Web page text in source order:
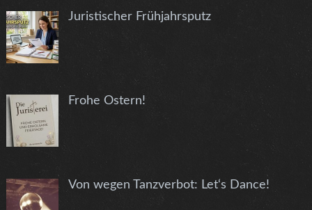
Juristischer Frühjahrsputz
Frohe Ostern!
Von wegen Tanzverbot: Let‘s Dance!